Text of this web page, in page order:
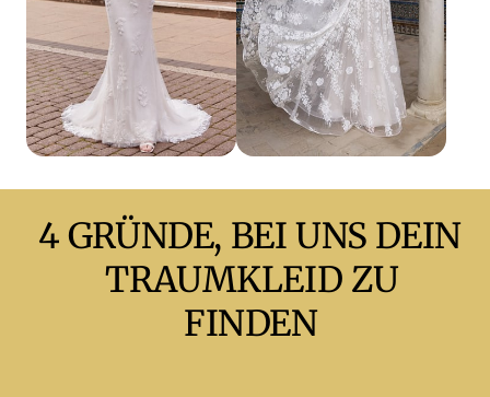
4 GRÜNDE, BEI UNS
DEIN
TRAUMKLEID
FINDEN